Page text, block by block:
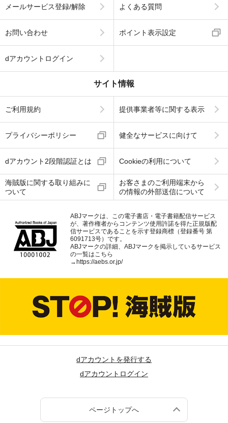
メールサービス登録/解除 よくある質問
お問い合わせ ポイント表示設定
dアカウントログイン
サイト情報
ご利用規約 提供事業者等に関する表示
プライバシーポリシー 健全なサービスに向けて
dアカウント2段階認証とは Cookieの利用について
海賊版に関する取り組みに
ついて
お客さまのご利用端末から
の情報の外部送信について
ABJマークは、この電子書店・電子書籍配信サービス
が、著作権者からコンテンツ使用許諾を得た正規版配
信サービスであることを示す登録商標（登録番号 第
6091713号）です。
ABJマークの詳細、ABJマークを掲示しているサービス
の一覧はこちら
→https://aebs.or.jp/
dアカウントを発行する
dアカウントログイン
ページトップへ